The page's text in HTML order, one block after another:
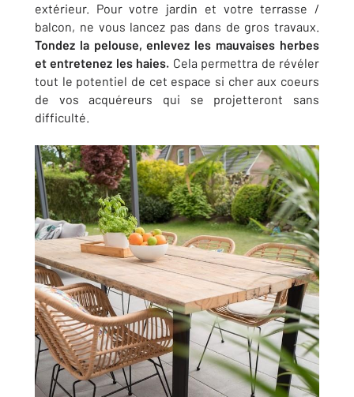
extérieur. Pour votre jardin et votre terrasse /
balcon, ne vous lancez pas dans de gros travaux.
Tondez la pelouse, enlevez les mauvaises herbes
et entretenez les haies. Cela permettra de révéler
tout le potentiel de cet espace si cher aux coeurs
de vos acquéreurs qui se projetteront sans
difficulté.